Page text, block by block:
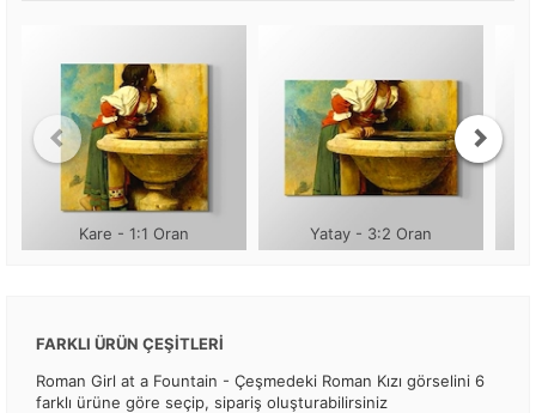
Kare - 1:1 Oran Yatay - 3:2 Oran
FARKLI ÜRÜN ÇEŞİTLERİ
Roman Girl at a Fountain - Çeşmedeki Roman Kızı görselini 6
farklı ürüne göre seçip, sipariş oluşturabilirsiniz